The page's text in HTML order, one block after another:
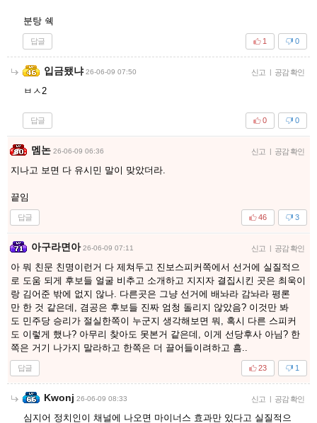
분탕 쉑
답글 0
1
입금됐냐 26-06-09 07:50 신고 | 공감 확인
ㅂㅅ2
답글 0
0
멤논 26-06-09 06:36 신고 | 공감 확인
지나고 보면 다 유시민 말이 맞았더라.
끝임
답글 3
46
아구라면아 26-06-09 07:11 신고 | 공감 확인
아 뭐 친문 친명이런거 다 제쳐두고 진보스피커쪽에서 선거에 실질적으
로 도움 되게 후보들 얼굴 비추고 소개하고 지지자 결집시킨 곳은 최욱이
랑 김어준 밖에 없지 않나. 다른곳은 그냥 선거에 배놔라 감놔라 평론
만 한 것 같은데, 겸공은 후보들 진짜 엄청 돌리지 않았음? 이것만 봐
도 민주당 승리가 절실한쪽이 누군지 생각해보면 뭐, 혹시 다른 스피커
도 이렇게 했나? 아무리 찾아도 못본거 같은데, 이게 선당후사 아님? 한
쪽은 거기 나가지 말라하고 한쪽은 더 끌어들이려하고 흠..
답글 1
23
Kwonj 26-06-09 08:33 신고 | 공감 확인
심지어 정치인이 채널에 나오면 마이너스 효과만 있다고 실질적으